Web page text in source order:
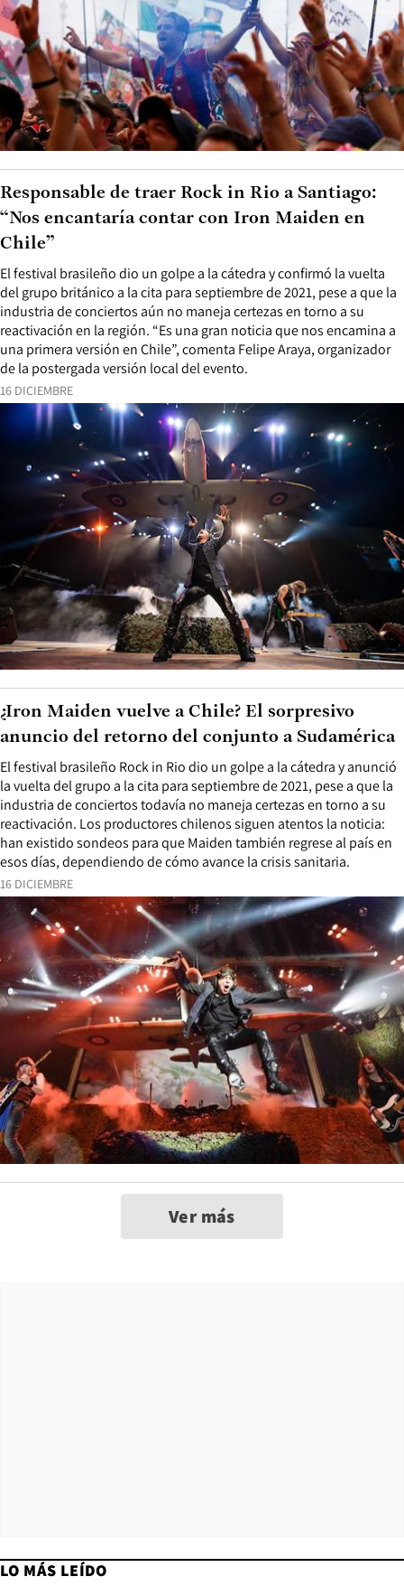
16 DICIEMBRE
El festival brasileño dio un golpe a la cátedra y confirmó la vuelta
del grupo británico a la cita para septiembre de 2021, pese a que la
industria de conciertos aún no maneja certezas en torno a su
reactivación en la región. “Es una gran noticia que nos encamina a
una primera versión en Chile”, comenta Felipe Araya, organizador
de la postergada versión local del evento.
Responsable de traer Rock in Rio a Santiago:
“Nos encantaría contar con Iron Maiden en
Chile”
16 DICIEMBRE
El festival brasileño Rock in Rio dio un golpe a la cátedra y anunció
la vuelta del grupo a la cita para septiembre de 2021, pese a que la
industria de conciertos todavía no maneja certezas en torno a su
reactivación. Los productores chilenos siguen atentos la noticia:
han existido sondeos para que Maiden también regrese al país en
esos días, dependiendo de cómo avance la crisis sanitaria.
¿Iron Maiden vuelve a Chile? El sorpresivo
anuncio del retorno del conjunto a Sudamérica
Ver más
LO MÁS LEÍDO